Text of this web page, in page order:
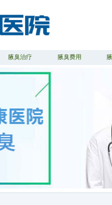
腋臭治疗 腋臭费用